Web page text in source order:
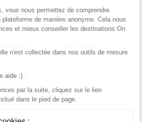
vous nous permettez de comprendre
de manière anonyme. Cela nous
et mieux conseiller les destinations On
n'est collectée dans nos outils de mesure
aide :)
par la suite, cliquez sur le lien
dans le pied de page.